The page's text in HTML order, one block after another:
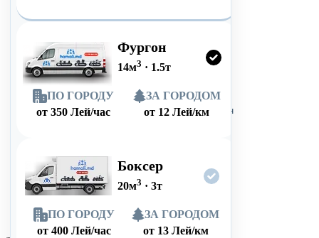
Фургон
14м3 · 1.5т
ПО ГОРОДУ
от 350 Лей/час
ЗА ГОРОДОМ
от 12 Лей/км
Боксер
20м3 · 3т
ПО ГОРОДУ
от 400 Лей/час
ЗА ГОРОДОМ
от 13 Лей/км